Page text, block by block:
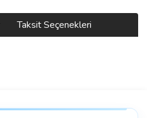
Taksit Seçenekleri